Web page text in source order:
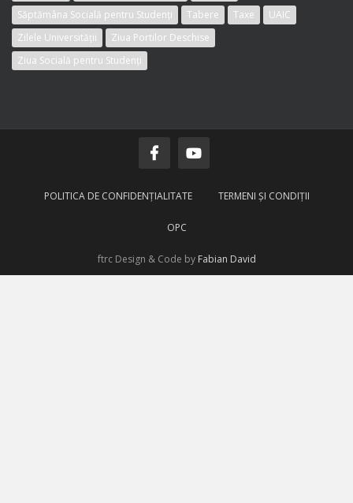
Săptămâna Socială pentru Studenți
Tabere Taxe
UAIC
Zilele Universității
Ziua Portilor Deschise
Ziua Socială pentru Studenți
POLITICA DE CONFIDENŢIALITATE TERMENI ŞI CONDIŢII
OPC
ftrc Design & Code by Fabian David